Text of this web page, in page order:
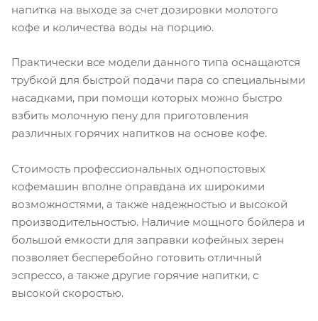
напитка на выходе за счет дозировки молотого
кофе и количества воды на порцию.
Практически все модели данного типа оснащаются
трубкой для быстрой подачи пара со специальными
насадками, при помощи которых можно быстро
взбить молочную пену для приготовления
различных горячих напитков на основе кофе.
Стоимость профессиональных однопостовых
кофемашин вполне оправдана их широкими
возможностями, а также надежностью и высокой
производительностью. Наличие мощного бойлера и
большой емкости для заправки кофейных зерен
позволяет бесперебойно готовить отличный
эспрессо, а также другие горячие напитки, с
высокой скоростью.